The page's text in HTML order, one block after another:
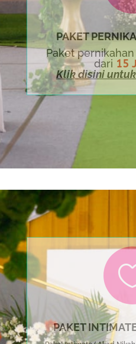
PAKET
Paket
dari 15
Klik disini
PAKET